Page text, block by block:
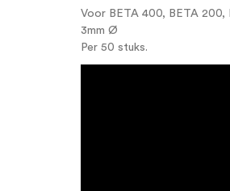
Voor BETA 400, BETA 200,
3mm Ø
Per 50 stuks.